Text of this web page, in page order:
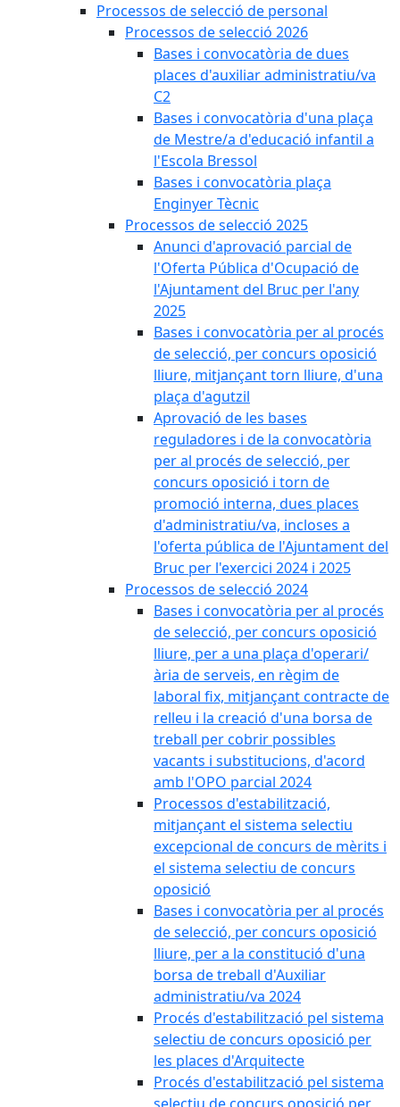
Processos de selecció de personal
Processos de selecció 2026
Bases i convocatòria de dues
places d'auxiliar administratiu/va
C2
Bases i convocatòria d'una plaça
de Mestre/a d'educació infantil a
l'Escola Bressol
Bases i convocatòria plaça
Enginyer Tècnic
Processos de selecció 2025
Anunci d'aprovació parcial de
l'Oferta Pública d'Ocupació de
l'Ajuntament del Bruc per l'any
2025
Bases i convocatòria per al procés
de selecció, per concurs oposició
lliure, mitjançant torn lliure, d'una
plaça d'agutzil
Aprovació de les bases
reguladores i de la convocatòria
per al procés de selecció, per
concurs oposició i torn de
promoció interna, dues places
d'administratiu/va, incloses a
l'oferta pública de l'Ajuntament del
Bruc per l'exercici 2024 i 2025
Processos de selecció 2024
Bases i convocatòria per al procés
de selecció, per concurs oposició
lliure, per a una plaça d'operari/
ària de serveis, en règim de
laboral fix, mitjançant contracte de
relleu i la creació d'una borsa de
treball per cobrir possibles
vacants i substitucions, d'acord
amb l'OPO parcial 2024
Processos d'estabilització,
mitjançant el sistema selectiu
excepcional de concurs de mèrits i
el sistema selectiu de concurs
oposició
Bases i convocatòria per al procés
de selecció, per concurs oposició
lliure, per a la constitució d'una
borsa de treball d'Auxiliar
administratiu/va 2024
Procés d'estabilització pel sistema
selectiu de concurs oposició per
les places d'Arquitecte
Procés d'estabilització pel sistema